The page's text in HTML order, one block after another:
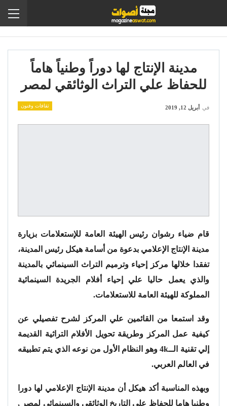
مدينة الإنتاج لها دوراً وطنياً هاماً
للحفاظ علي التراث الوثائقي لمصر
ثقافات وفنون في أبريل 12, 2019
قام ضياء رشوان رئيس الهيئة العامة للإستعلامات بزيارة
مدينة الإنتاج الإعلامي بدعوة من أسامة هيكل رئيس المدينة،
تفقدا خلالها مركز إحياء وترميم التراث السينمائي بالمدينة
والذي يعمل حاليا علي إحياء أفلام الجريدة السينمائية
المملوكة للهيئة العامة للاستعلامات.
وقد استمعا من القائمين علي المركز لشرح تفصيلي عن
كيفية عمل المركز وطريقة تحويل الأفلام التراثية القديمة
إلي تقنية الــ4k وهو النظام الأول من نوعه الذي يتم تطبيقه
في العالم العربي.
وبهذه المناسبة أكد هيكل أن مدينة الإنتاج الإعلامي لها دورا
وطنيا هاما للحفاظ علي التاريخ الوثائقي والسينمائي لمصر ,